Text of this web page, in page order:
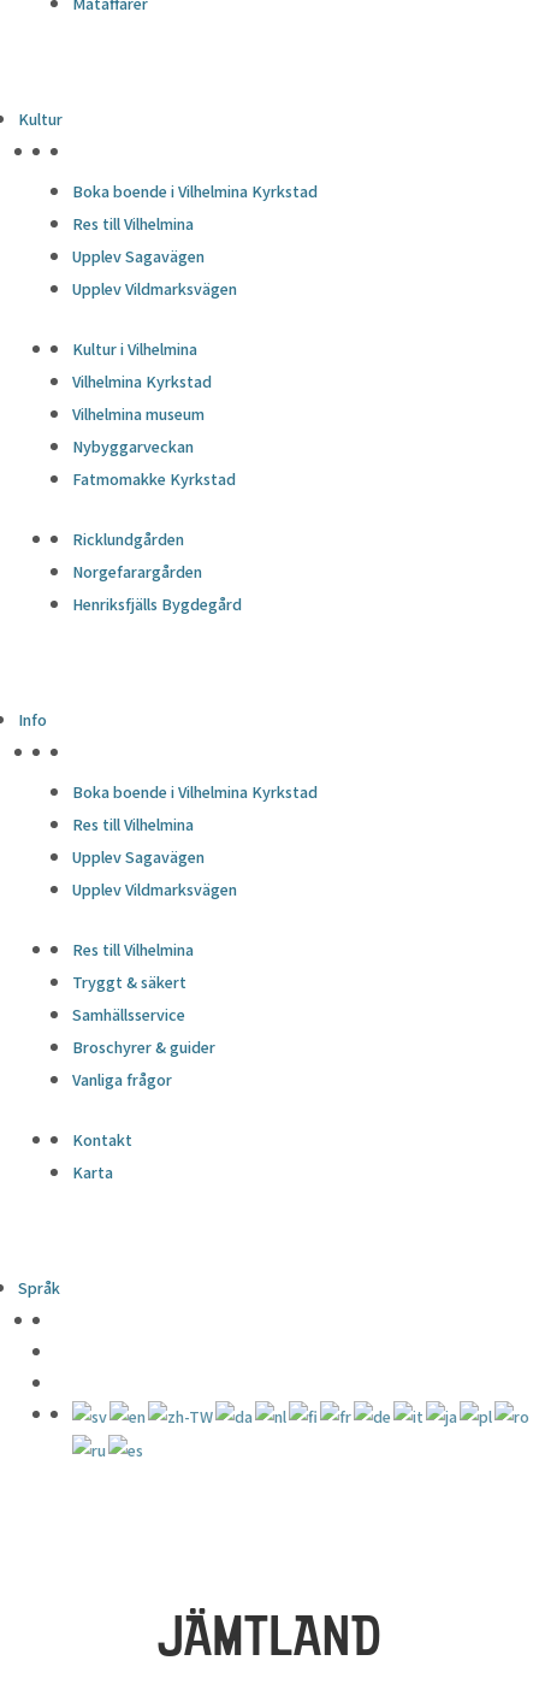
Kultur
Boka boende i Vilhelmina Kyrkstad
Res till Vilhelmina
Upplev Sagavägen
Upplev Vildmarksvägen
Kultur i Vilhelmina
Vilhelmina Kyrkstad
Vilhelmina museum
Nybyggarveckan
Fatmomakke Kyrkstad
Ricklundgården
Norgefarargården
Henriksfjälls Bygdegård
Info
Boka boende i Vilhelmina Kyrkstad
Res till Vilhelmina
Upplev Sagavägen
Upplev Vildmarksvägen
Res till Vilhelmina
Tryggt & säkert
Samhällsservice
Broschyrer & guider
Vanliga frågor
Kontakt
Karta
Språk
JÄMTLAND